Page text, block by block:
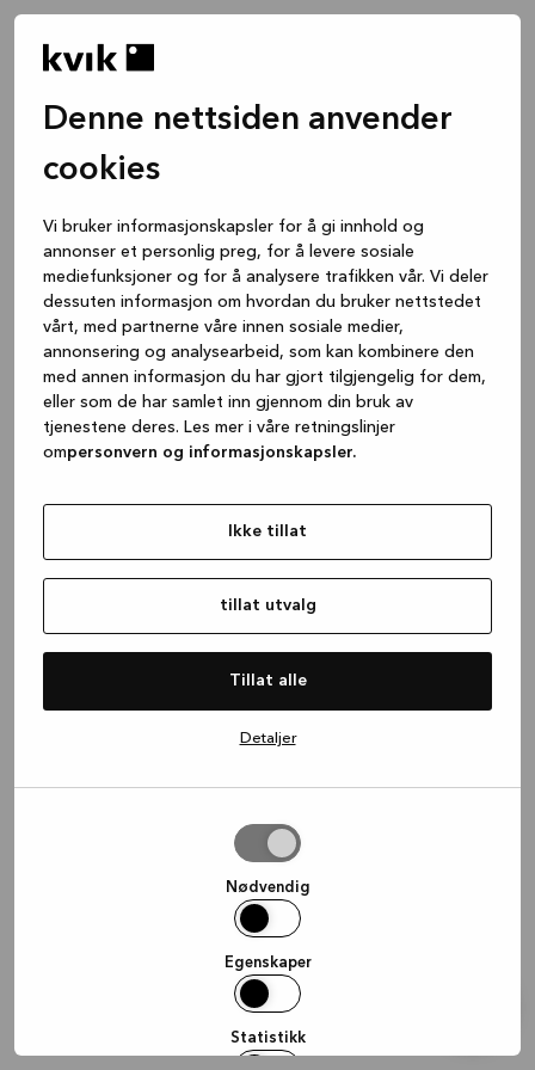
Denne nettsiden anvender
cookies
Vi bruker informasjonskapsler for å gi innhold og
annonser et personlig preg, for å levere sosiale
mediefunksjoner og for å analysere trafikken vår. Vi deler
dessuten informasjon om hvordan du bruker nettstedet
vårt, med partnerne våre innen sosiale medier,
annonsering og analysearbeid, som kan kombinere den
med annen informasjon du har gjort tilgjengelig for dem,
eller som de har samlet inn gjennom din bruk av
tjenestene deres. Les mer i våre retningslinjer
ompersonvern og informasjonskapsler.
Ikke tillat
tillat utvalg
Tillat alle
Detaljer
Nødvendig
Egenskaper
Statistikk
(see the browser console for more
information).